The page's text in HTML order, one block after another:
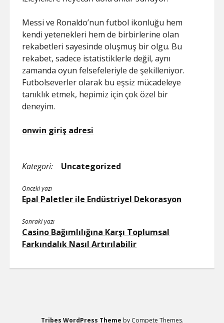
Messi ve Ronaldo’nun futbol ikonluğu hem
kendi yetenekleri hem de birbirlerine olan
rekabetleri sayesinde oluşmuş bir olgu. Bu
rekabet, sadece istatistiklerle değil, aynı
zamanda oyun felsefeleriyle de şekilleniyor.
Futbolseverler olarak bu eşsiz mücadeleye
tanıklık etmek, hepimiz için çok özel bir
deneyim.
onwin giriş adresi
Kategori: Uncategorized
Önceki yazı
Epal Paletler ile Endüstriyel Dekorasyon
Sonraki yazı
Casino Bağımlılığına Karşı Toplumsal
Farkındalık Nasıl Artırılabilir
Tribes WordPress Theme by Compete Themes.